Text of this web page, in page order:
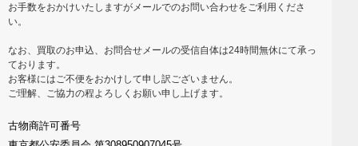
お手数をおかけいたしますがメールでのお問い合わせをご利用くださ
い。
なお、買取のお申込、お問合せメールの受信自体は24時間無休にて承っ
ております。
お客様にはご不便をおかけして申し訳ございません。
ご理解、ご協力の程よろしくお願い申し上げます。
古物商許可番号